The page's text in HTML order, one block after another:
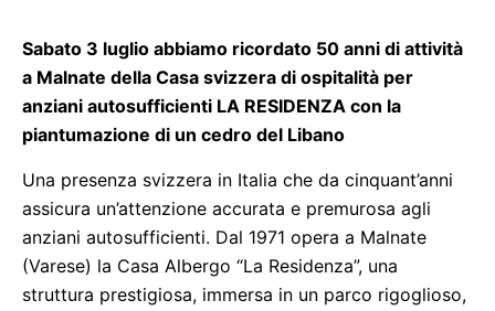
Sabato 3 luglio abbiamo ricordato 50 anni di attività
a Malnate della Casa svizzera di ospitalità per
anziani autosufficienti LA RESIDENZA con la
piantumazione di un cedro del Libano
Una presenza svizzera in Italia che da cinquant’anni
assicura un’attenzione accurata e premurosa agli
anziani autosufficienti. Dal 1971 opera a Malnate
(Varese) la Casa Albergo “La Residenza”, una
struttura prestigiosa, immersa in un parco rigoglioso,